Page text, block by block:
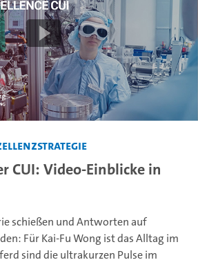
CUI: Video-Einblicke in
schießen und Antworten auf
Für Kai-Fu Wong ist das Alltag im
sind die ultrakurzen Pulse im